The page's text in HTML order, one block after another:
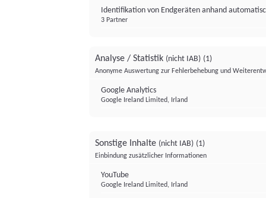
Identifikation von Endgeräten anhand
3 Partner
Analyse / Statistik (nicht IAB) (1)
Anonyme Auswertung zur Fehlerbehebung und
Google Analytics
Google Ireland Limited, Irland
Sonstige Inhalte (nicht IAB) (1)
Einbindung zusätzlicher Informationen
YouTube
Google Ireland Limited, Irland